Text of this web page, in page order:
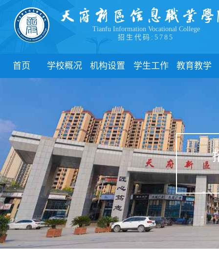
Tianfu Information Vocational College
招生代码:5785
首页 学校概况
学院领导
办学理念
办学特色
校园风貌
机构设置
职能部门
学生工作
新闻动态
团委
管理制度
学生风采
心理健康
学生资助
下载中心
联系我们
教育教学
教学制度
教学通知
教学动态
实践教学
专业建设
课程建设
教学改革
学术交流